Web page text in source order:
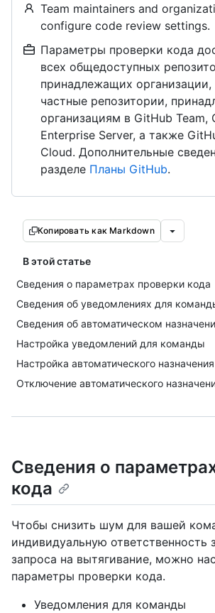
Team maintainers and
configure code review settings.
Параметры проверки кода
всех общедоступных
принадлежащих организации,
частные репозитории,
организациям в GitHub Team,
Enterprise Server, а также
Cloud. Дополнительные
разделе Планы GitHub.
Копировать как Markdown
В этой статье
Сведения о параметрах проверки кода
Сведения об уведомлениях для
Сведения об автоматическом
Настройка уведомлений для команды
Настройка автоматического назначения
Отключение автоматического
Сведения о
кода
Чтобы снизить шум для вашей
индивидуальную ответственность
запроса на вытягивание, можно
параметры проверки кода.
Уведомления для команды